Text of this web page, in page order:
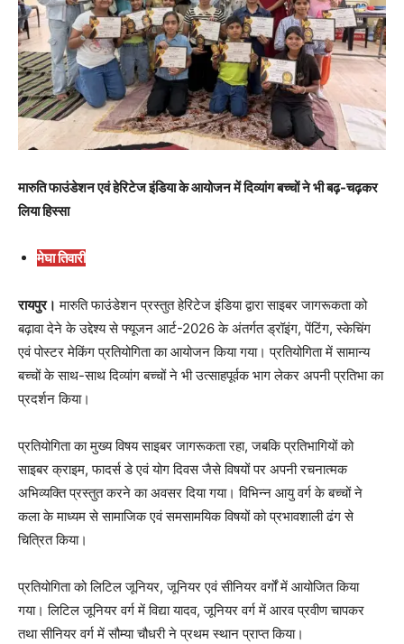
मारुति फाउंडेशन एवं हेरिटेज इंडिया के आयोजन में दिव्यांग बच्चों ने भी बढ़-चढ़कर
लिया हिस्सा
मेघा तिवारी
रायपुर। मारुति फाउंडेशन प्रस्तुत हेरिटेज इंडिया द्वारा साइबर जागरूकता को
बढ़ावा देने के उद्देश्य से फ्यूजन आर्ट-2026 के अंतर्गत ड्रॉइंग, पेंटिंग, स्केचिंग
एवं पोस्टर मेकिंग प्रतियोगिता का आयोजन किया गया। प्रतियोगिता में सामान्य
बच्चों के साथ-साथ दिव्यांग बच्चों ने भी उत्साहपूर्वक भाग लेकर अपनी प्रतिभा का
प्रदर्शन किया।
प्रतियोगिता का मुख्य विषय साइबर जागरूकता रहा, जबकि प्रतिभागियों को
साइबर क्राइम, फादर्स डे एवं योग दिवस जैसे विषयों पर अपनी रचनात्मक
अभिव्यक्ति प्रस्तुत करने का अवसर दिया गया। विभिन्न आयु वर्ग के बच्चों ने
कला के माध्यम से सामाजिक एवं समसामयिक विषयों को प्रभावशाली ढंग से
चित्रित किया।
प्रतियोगिता को लिटिल जूनियर, जूनियर एवं सीनियर वर्गों में आयोजित किया
गया। लिटिल जूनियर वर्ग में विद्या यादव, जूनियर वर्ग में आरव प्रवीण चापकर
तथा सीनियर वर्ग में सौम्या चौधरी ने प्रथम स्थान प्राप्त किया।